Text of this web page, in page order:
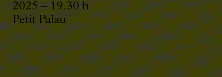
2025 – 19.30 h
Petit Palau